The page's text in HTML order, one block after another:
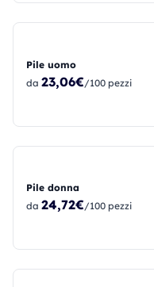
Pile uomo
da 23,06€/100 pezzi
Pile donna
da 24,72€/100 pezzi